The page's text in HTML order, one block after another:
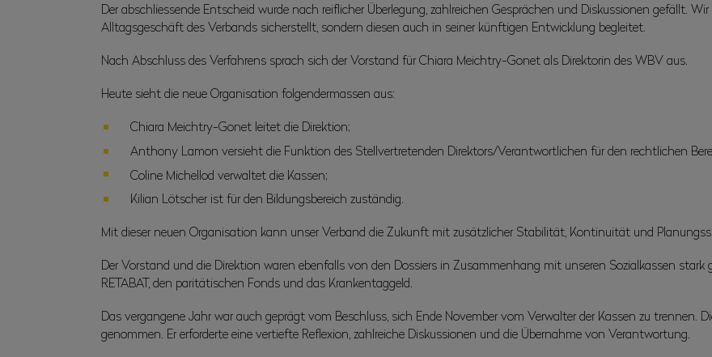
Der abschliessende Entscheid wurde nach reiflicher Überlegung, zahlreichen Gesprächen und Diskussionen gefällt.
Alltagsgeschäft des Verbands sicherstellt, sondern diesen auch in seiner künftigen Entwicklung begleitet.
Nach Abschluss des Verfahrens sprach sich der Vorstand für Chiara Meichtry-Gonet als Direktorin des WBV aus.
Heute sieht die neue Organisation folgendermassen aus:
Chiara Meichtry-Gonet leitet die Direktion;
Anthony Lamon versieht die Funktion des Stellvertretenden Direktors/Verantwortlichen für den rechtlichen
Coline Michellod verwaltet die Kassen;
Kilian Lötscher ist für den Bildungsbereich zuständig.
Mit dieser neuen Organisation kann unser Verband die Zukunft mit zusätzlicher Stabilität, Kontinuität und
Der Vorstand und die Direktion waren ebenfalls von den Dossiers in Zusammenhang mit unseren Sozialkassen stark
RETABAT, den paritätischen Fonds und das Krankentaggeld.
Das vergangene Jahr war auch geprägt vom Beschluss, sich Ende November vom Verwalter der Kassen zu trennen.
genommen. Er erforderte eine vertiefte Reflexion, zahlreiche Diskussionen und die Übernahme von Verantwortung.